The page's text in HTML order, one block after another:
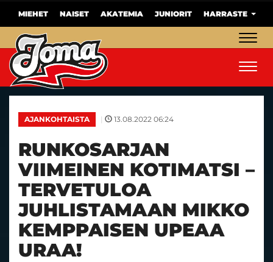
MIEHET NAISET AKATEMIA JUNIORIT HARRASTE
AJANKOHTAISTA | 13.08.2022 06:24
RUNKOSARJAN
VIIMEINEN KOTIMATSI –
TERVETULOA
JUHLISTAMAAN MIKKO
KEMPPAISEN UPEAA
URAA!